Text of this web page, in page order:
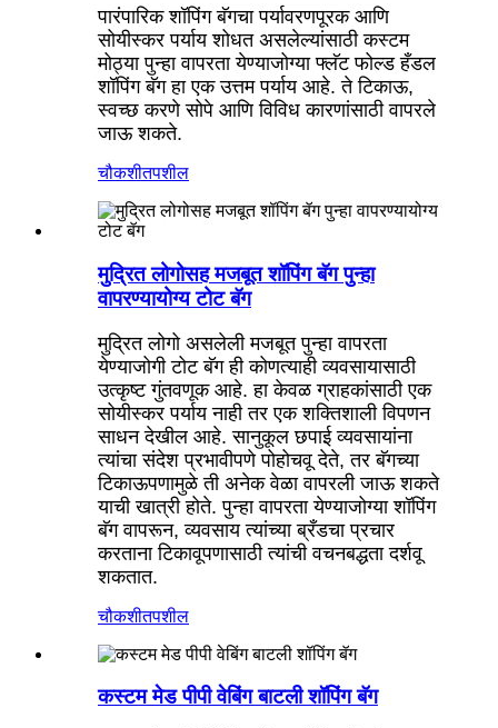
पारंपारिक शॉपिंग बॅगचा पर्यावरणपूरक आणि
सोयीस्कर पर्याय शोधत असलेल्यांसाठी कस्टम
मोठ्या पुन्हा वापरता येण्याजोग्या फ्लॅट फोल्ड हँडल
शॉपिंग बॅग हा एक उत्तम पर्याय आहे. ते टिकाऊ,
स्वच्छ करणे सोपे आणि विविध कारणांसाठी वापरले
जाऊ शकते.
चौकशीतपशील
मुद्रित लोगोसह मजबूत शॉपिंग बॅग पुन्हा
वापरण्यायोग्य टोट बॅग
मुद्रित लोगो असलेली मजबूत पुन्हा वापरता
येण्याजोगी टोट बॅग ही कोणत्याही व्यवसायासाठी
उत्कृष्ट गुंतवणूक आहे. हा केवळ ग्राहकांसाठी एक
सोयीस्कर पर्याय नाही तर एक शक्तिशाली विपणन
साधन देखील आहे. सानुकूल छपाई व्यवसायांना
त्यांचा संदेश प्रभावीपणे पोहोचवू देते, तर बॅगच्या
टिकाऊपणामुळे ती अनेक वेळा वापरली जाऊ शकते
याची खात्री होते. पुन्हा वापरता येण्याजोग्या शॉपिंग
बॅग वापरून, व्यवसाय त्यांच्या ब्रँडचा प्रचार
करताना टिकावूपणासाठी त्यांची वचनबद्धता दर्शवू
शकतात.
चौकशीतपशील
कस्टम मेड पीपी वेबिंग बाटली शॉपिंग बॅग